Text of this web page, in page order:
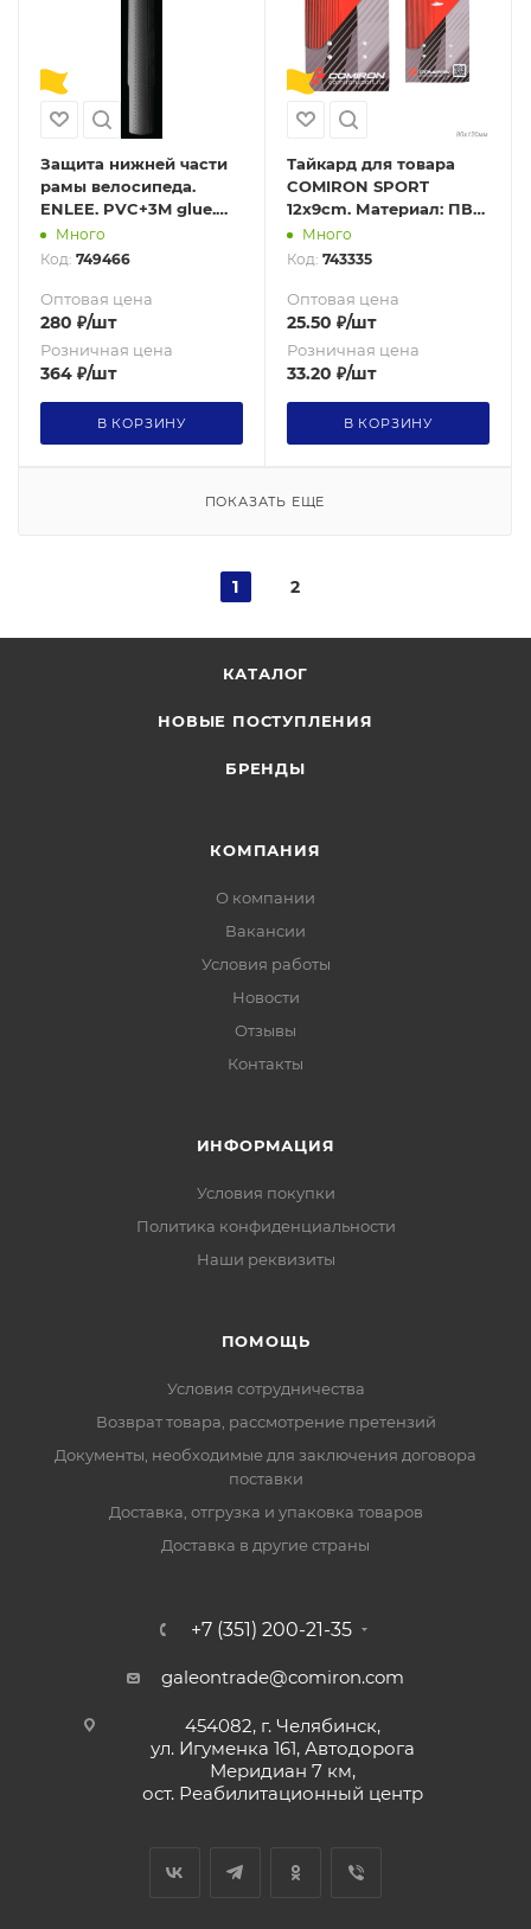
Защита нижней части
рамы велосипеда.
ENLEE. PVC+3M glue.
Вес 60гр. Diamond
style. Черный
Много
Код: 749466
Оптовая цена
280 ₽/шт
Розничная цена
364 ₽/шт
В КОРЗИНУ
Тайкард для товара
COMIRON SPORT
12x9cm. Материал: ПВХ.
/уп1000
Много
Код: 743335
Оптовая цена
25.50 ₽/шт
Розничная цена
33.20 ₽/шт
В КОРЗИНУ
ПОКАЗАТЬ ЕЩЕ
1 2
КАТАЛОГ
НОВЫЕ ПОСТУПЛЕНИЯ
БРЕНДЫ
КОМПАНИЯ
О компании
Вакансии
Условия работы
Новости
Отзывы
Контакты
ИНФОРМАЦИЯ
Условия покупки
Политика конфиденциальности
Наши реквизиты
ПОМОЩЬ
Условия сотрудничества
Возврат товара, рассмотрение претензий
Документы, необходимые для заключения договора
поставки
Доставка, отгрузка и упаковка товаров
Доставка в другие страны
+7 (351) 200-21-35
galeontrade@comiron.com
454082, г. Челябинск,
ул. Игуменка 161, Автодорога
Меридиан 7 км,
ост. Реабилитационный центр